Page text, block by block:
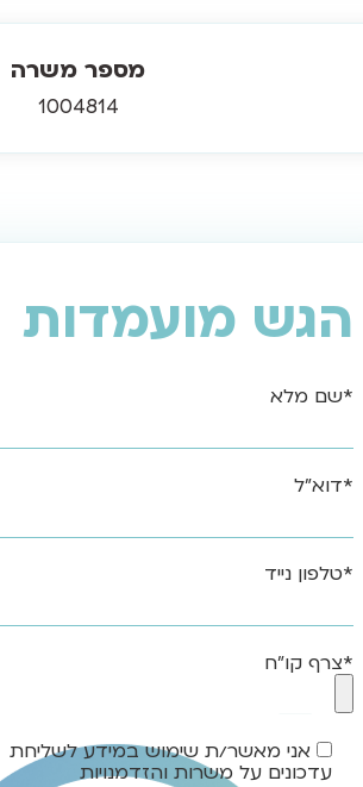
מספר משרה
1004814
הגש מועמדות
*שם מלא
*דוא"ל
*טלפון נייד
*צרף קו"ח
אני מאשר/ת שימוש במידע לשליחת
עדכונים על משרות והזדמנויות